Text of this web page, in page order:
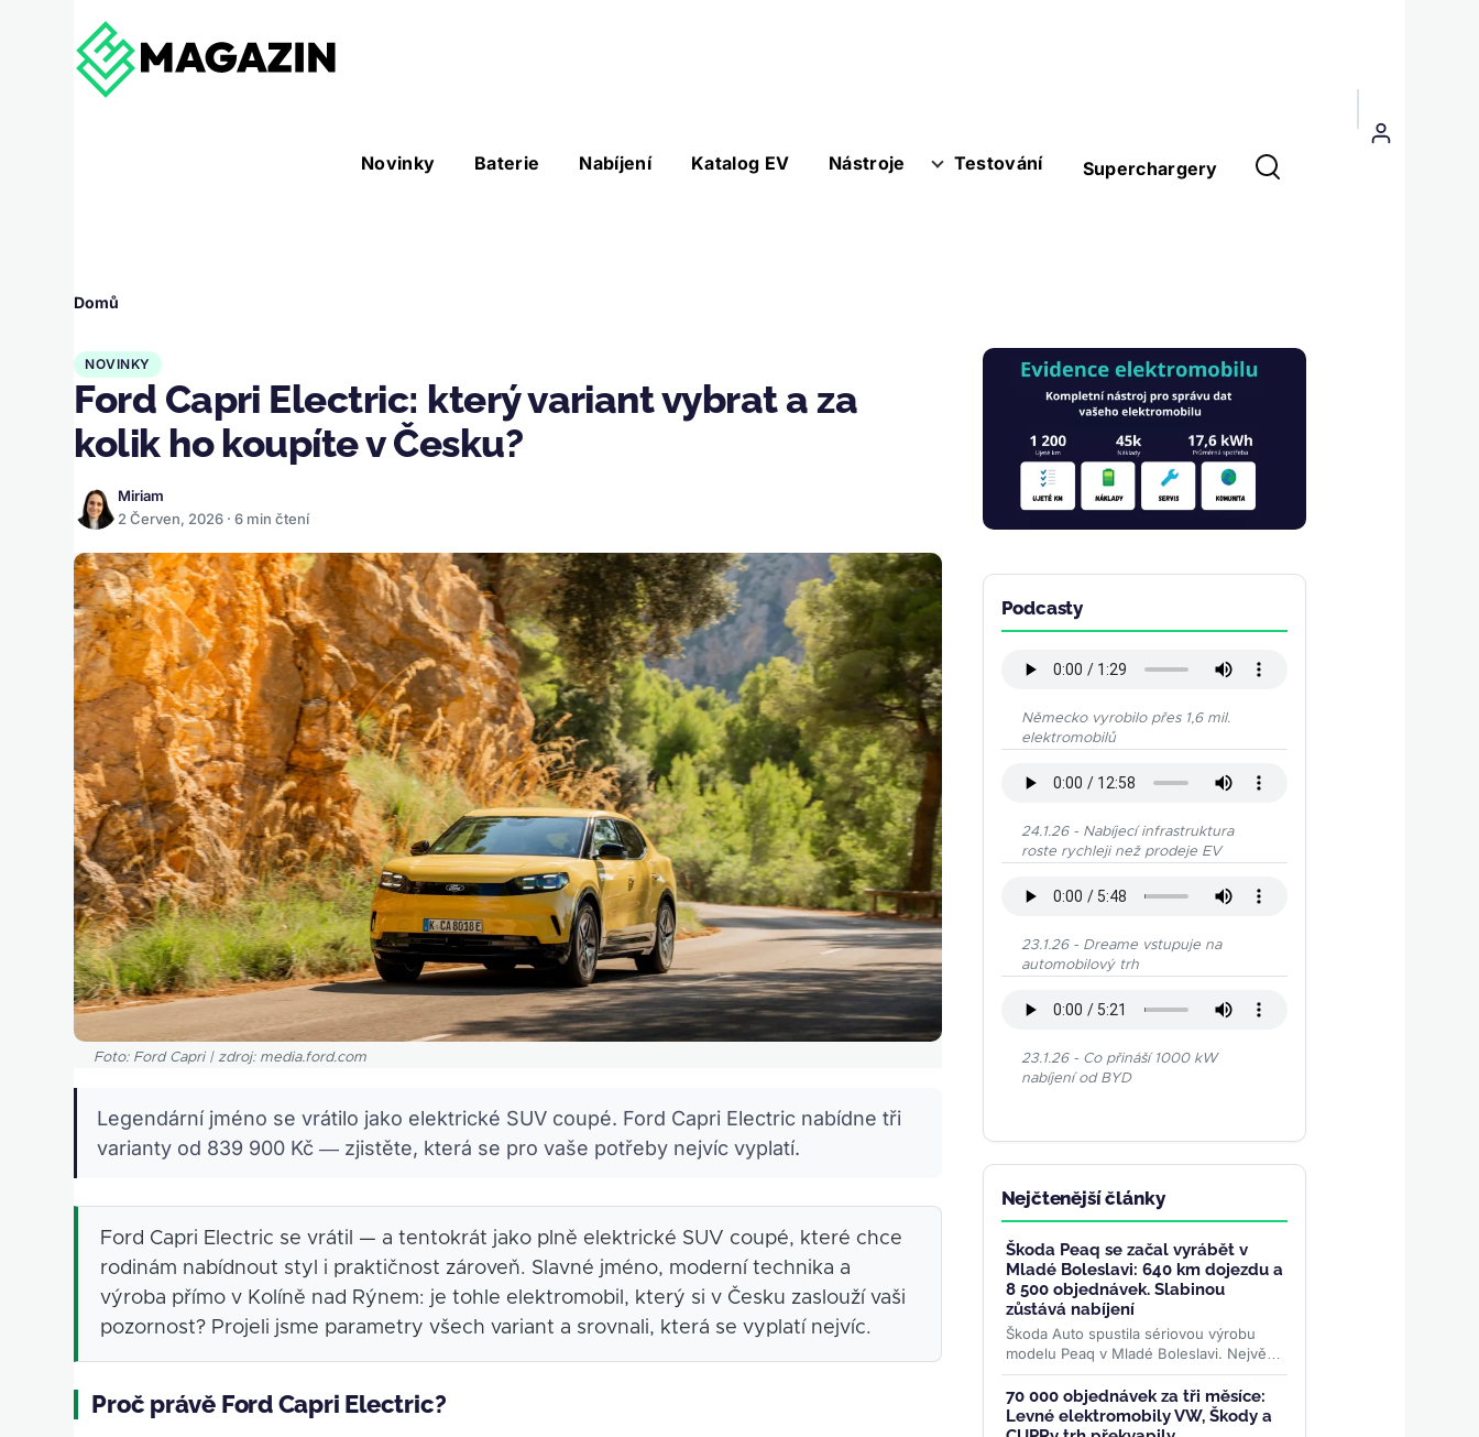
Hlavní
Novinky Baterie Nabíjení Katalog EV Nástroje
Nástroje sub-navigation Testování Superchargery
Menu
uživatelského
Drobečková
navigace
Domů
NOVINKY
Ford Capri Electric: který variant vybrat a za
kolik ho koupíte v Česku?
Miriam
2 Červen, 2026 · 6 min čtení
Foto: Ford Capri | zdroj: media.ford.com
Legendární jméno se vrátilo jako elektrické SUV coupé. Ford Capri Electric nabídne tři
varianty od 839 900 Kč — zjistěte, která se pro vaše potřeby nejvíc vyplatí.
Ford Capri Electric se vrátil — a tentokrát jako plně elektrické SUV coupé, které chce
rodinám nabídnout styl i praktičnost zároveň. Slavné jméno, moderní technika a
výroba přímo v Kolíně nad Rýnem: je tohle elektromobil, který si v Česku zaslouží vaši
pozornost? Projeli jsme parametry všech variant a srovnali, která se vyplatí nejvíc.
Proč právě Ford Capri Electric?
Obrázek
Podcasty
Německo vyrobilo přes 1,6 mil.
elektromobilů
24.1.26 - Nabíjecí infrastruktura
roste rychleji než prodeje EV
23.1.26 - Dreame vstupuje na
automobilový trh
23.1.26 - Co přináší 1000 kW
nabíjení od BYD
Nejčtenější články
Škoda Peaq se začal vyrábět v
Mladé Boleslavi: 640 km dojezdu a
8 500 objednávek. Slabinou
zůstává nabíjení
Škoda Auto spustila sériovou výrobu
modelu Peaq v Mladé Boleslavi. Největší
elektromobil značky se montuje na
stejné lince jako Enyaq a...>>
70 000 objednávek za tři měsíce:
Levné elektromobily VW, Škody a